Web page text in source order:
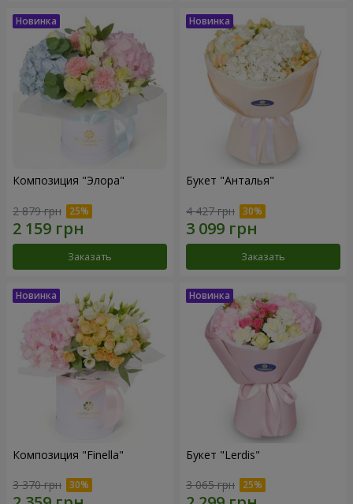
Композиция "Элора"
2 879 грн
Заказать
Букет "Анталья"
4 427 грн
Заказать
Композиция "Finella"
3 370 грн
Букет "Lerdis"
3 065 грн